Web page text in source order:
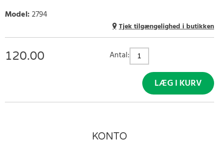
Model:2794
Tjek tilgængelighed i butikken
120.00 Antal:
LÆG I KURV
KONTO